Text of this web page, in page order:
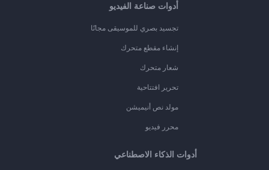
أدوات صناعة الفيديو
تجسيد بصري للموسيقى مجانًا
إنشاء مقطع متحرك
شعار متحرك
تحرير افتتاحية
مولد نص أنيميشن
محرر فيديو
أدوات الذكاء الاصطناعي